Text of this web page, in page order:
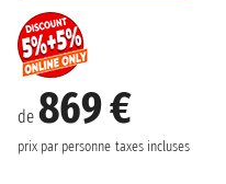
de 869 €
prix par personne taxes incluses